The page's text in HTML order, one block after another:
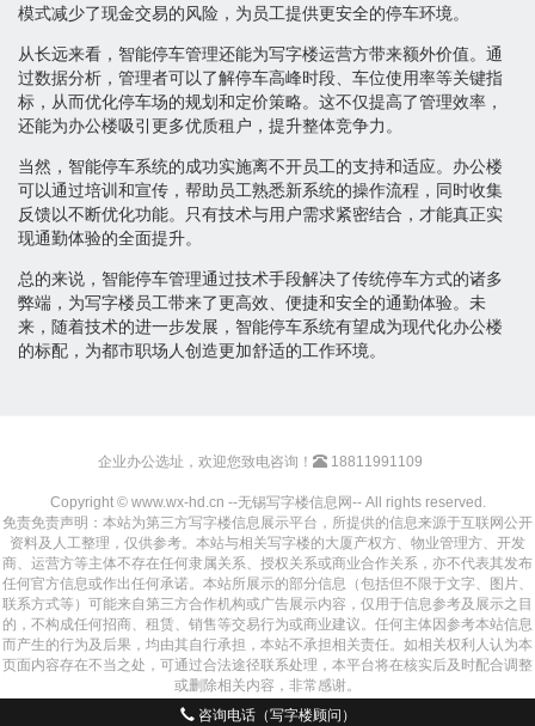
模式减少了现金交易的风险，为员工提供更安全的停车环境。
从长远来看，智能停车管理还能为写字楼运营方带来额外价值。通
过数据分析，管理者可以了解停车高峰时段、车位使用率等关键指
标，从而优化停车场的规划和定价策略。这不仅提高了管理效率，
还能为办公楼吸引更多优质租户，提升整体竞争力。
当然，智能停车系统的成功实施离不开员工的支持和适应。办公楼
可以通过培训和宣传，帮助员工熟悉新系统的操作流程，同时收集
反馈以不断优化功能。只有技术与用户需求紧密结合，才能真正实
现通勤体验的全面提升。
总的来说，智能停车管理通过技术手段解决了传统停车方式的诸多
弊端，为写字楼员工带来了更高效、便捷和安全的通勤体验。未
来，随着技术的进一步发展，智能停车系统有望成为现代化办公楼
的标配，为都市职场人创造更加舒适的工作环境。
企业办公选址，欢迎您致电咨询！ 18811991109
Copyright © www.wx-hd.cn --无锡写字楼信息网-- All rights reserved.
免责免责声明：本站为第三方写字楼信息展示平台，所提供的信息来源于互联网公开
资料及人工整理，仅供参考。本站与相关写字楼的大厦产权方、物业管理方、开发
商、运营方等主体不存在任何隶属关系、授权关系或商业合作关系，亦不代表其发布
任何官方信息或作出任何承诺。本站所展示的部分信息（包括但不限于文字、图片、
联系方式等）可能来自第三方合作机构或广告展示内容，仅用于信息参考及展示之目
的，不构成任何招商、租赁、销售等交易行为或商业建议。任何主体因参考本站信息
而产生的行为及后果，均由其自行承担，本站不承担相关责任。如相关权利人认为本
页面内容存在不当之处，可通过合法途径联系处理，本平台将在核实后及时配合调整
或删除相关内容，非常感谢。
咨询电话（写字楼顾问）